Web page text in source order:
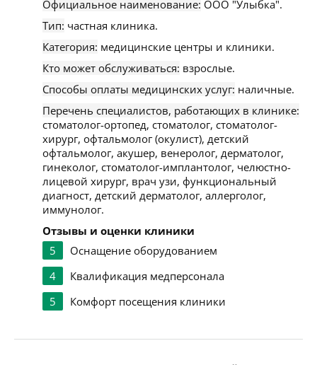
Официальное наименование: ООО "Улыбка".
Тип: частная клиника.
Категория: медицинские центры и клиники.
Кто может обслуживаться: взрослые.
Способы оплаты медицинских услуг: наличные.
Перечень специалистов, работающих в клинике:
стоматолог-ортопед, стоматолог, стоматолог-
хирург, офтальмолог (окулист), детский
офтальмолог, акушер, венеролог, дерматолог,
гинеколог, стоматолог-имплантолог, челюстно-
лицевой хирург, врач узи, функциональный
диагност, детский дерматолог, аллерголог,
иммунолог.
Отзывы и оценки клиники
5
Оснащение оборудованием
4
Квалификация медперсонала
5
Комфорт посещения клиники